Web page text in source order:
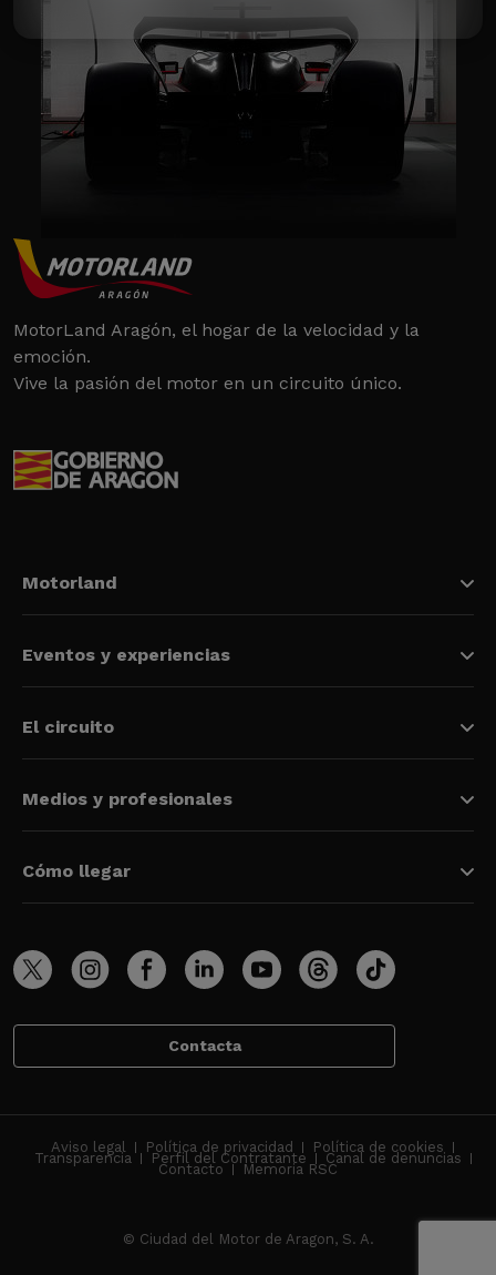
MotorLand Aragón, el hogar de la velocidad y la
emoción.
Vive la pasión del motor en un circuito único.
Motorland
Eventos y experiencias
El circuito
Medios y profesionales
Cómo llegar
Contacta
Aviso legal Política de privacidad Política de cookies
Transparencia Perfil del Contratante Canal de denuncias
Contacto Memoria RSC
© Ciudad del Motor de Aragon, S. A.